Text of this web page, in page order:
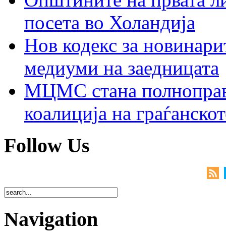
посета во Холандија
Нов кодекс за
медиуми на заедницата
МЦМС стана
коалиција на
Follow Us
Navigation